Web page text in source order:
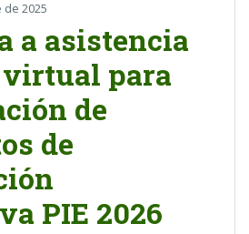
2025
a asistencia
para
de
de
PIE 2026